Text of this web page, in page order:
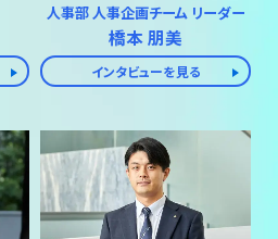
人事部 人事企画チーム リーダー
橋本 朋美
インタビューを見る